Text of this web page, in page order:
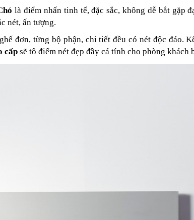
là điểm nhấn tinh tế, đặc sắc, không dễ bắt gặp
nét, ấn tượng.
đơn, từng bộ phận, chi tiết đều có nét độc đáo.
cấp sẽ tô điểm nét đẹp đầy cá tính cho phòng